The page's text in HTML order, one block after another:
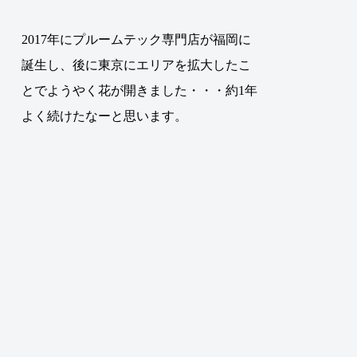
2017年にプルームテック専門店が福岡に
誕生し、後に東京にエリアを拡大したこ
とでようやく花が開きました・・・約1年
よく続けたなーと思います。